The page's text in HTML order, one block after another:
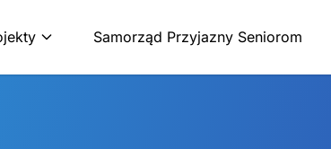
Samorząd Przyjazny Seniorom